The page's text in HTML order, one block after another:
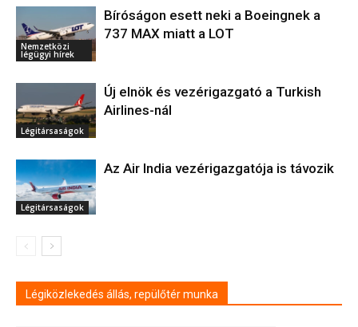
Nemzetközi
légügyi hírek
Bíróságon esett neki a Boeingnek a
737 MAX miatt a LOT
Légitársaságok
Új elnök és vezérigazgató a Turkish
Airlines-nál
Légitársaságok
Az Air India vezérigazgatója is távozik
Légiközlekedés állás, repülőtér munka